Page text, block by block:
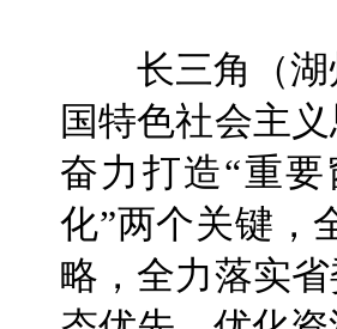
长三角（湖
国特色社会主
奋力打造“重
化”两个关键，
略，全力落实